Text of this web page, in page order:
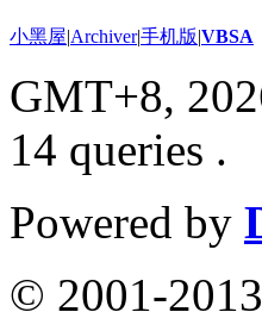
小黑屋|Archiver|手机版|VBSA
GMT+8,
14 queries .
Powered by
© 2001-2013